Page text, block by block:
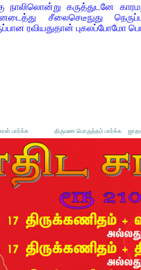
நாலிலொன்று கருத்துடனே
சீலைசெடீநுது
ரவியதுதான்
பார்க்க திருமண பொருத்தம் பார்க்க